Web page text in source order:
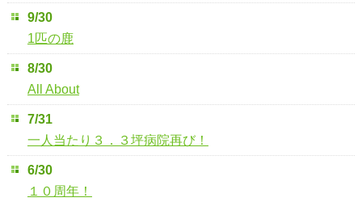
9/30
1匹の鹿
8/30
All About
7/31
一人当たり３．３坪病院再び！
6/30
１０周年！